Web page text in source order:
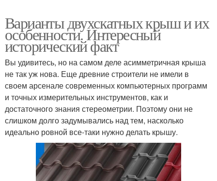
Варианты двухскатных крыш и их
особенности. Интересный
исторический факт
Вы удивитесь, но на самом деле асимметричная крыша
не так уж нова. Еще древние строители не имели в
своем арсенале современных компьютерных программ
и точных измерительных инструментов, как и
достаточного знания стереометрии. Поэтому они не
слишком долго задумывались над тем, насколько
идеально ровной все-таки нужно делать крышу.